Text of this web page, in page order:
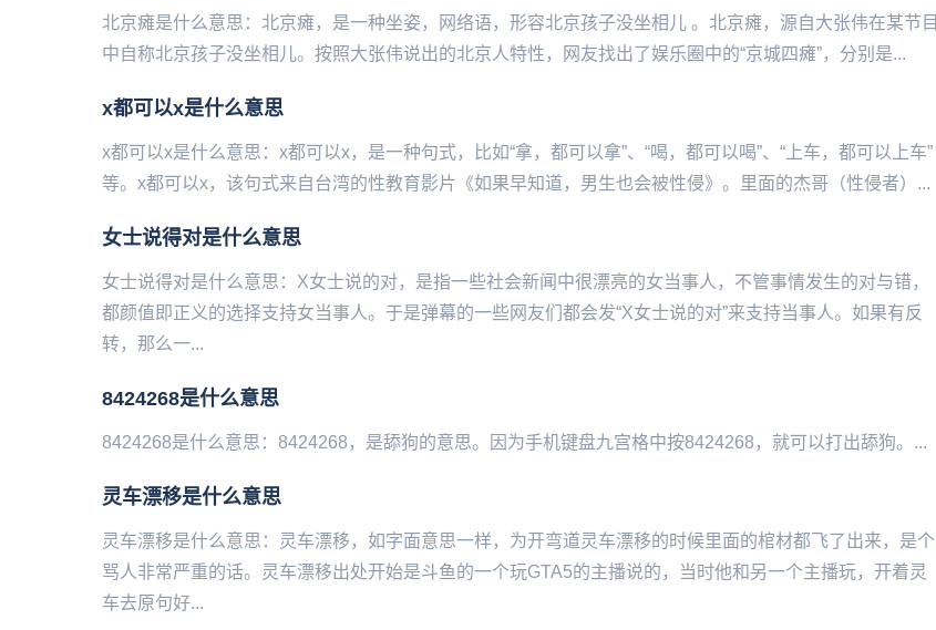
北京瘫是什么意思：北京瘫，是一种坐姿，网络语，形容北京孩子没坐相儿 。北京瘫，源自大张伟在某节目
中自称北京孩子没坐相儿。按照大张伟说出的北京人特性，网友找出了娱乐圈中的“京城四瘫”，分别是...
x都可以x是什么意思
x都可以x是什么意思：x都可以x，是一种句式，比如“拿，都可以拿”、“喝，都可以喝”、“上车，都可以上车”
等。x都可以x，该句式来自台湾的性教育影片《如果早知道，男生也会被性侵》。里面的杰哥（性侵者）...
女士说得对是什么意思
女士说得对是什么意思：X女士说的对，是指一些社会新闻中很漂亮的女当事人，不管事情发生的对与错，
都颜值即正义的选择支持女当事人。于是弹幕的一些网友们都会发“X女士说的对”来支持当事人。如果有反
转，那么一...
8424268是什么意思
8424268是什么意思：8424268，是舔狗的意思。因为手机键‌‌‌‌‌‌‌‌‌‌‌‌盘九宫格中按8424268，就可以打出舔狗。...
灵车漂移是什么意思
灵车漂移是什么意思：灵车漂移，如字面意思一样，为开弯道灵车漂移的时候里面的棺材都飞了出来，是个
骂人非常严重的话。灵车漂移出处开始是斗鱼的一个玩GTA5的主播说的，当时他和另一个主播玩，开着灵
车去原句好...